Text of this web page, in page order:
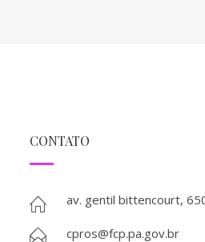
CONTATO
av. gentil bittencourt,
cpros@fcp.pa.gov.br